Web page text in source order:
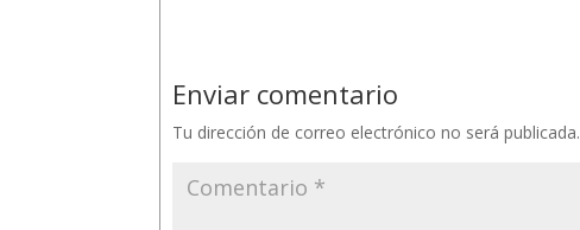
Enviar comentario
Tu dirección de correo electrónico no será publicada.